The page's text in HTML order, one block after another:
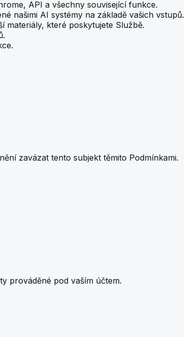
API a všechny související funkce.
našimi AI systémy na základě vašich vstupů.
materiály, které poskytujete Službě.
zavázat tento subjekt těmito Podmínkami.
prováděné pod vaším účtem.